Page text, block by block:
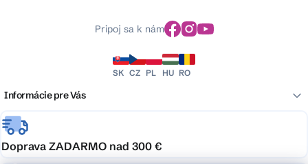
Pripoj sa k nám
SK CZ PL HU RO
Informácie pre Vás
Doprava ZADARMO nad 300 €